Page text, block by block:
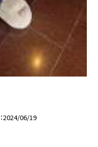
2024/06/19